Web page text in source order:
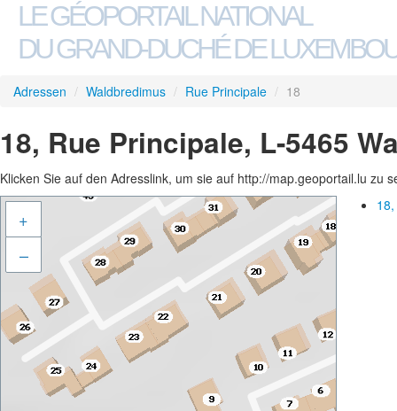
LE GÉOPORTAIL NATIONAL
DU GRAND-DUCHÉ DE
Adressen / Waldbredimus / Rue Principale / 18
18, Rue Principale, L-5465
Klicken Sie auf den Adresslink, um sie auf http://map.geoportail.lu zu
+
–